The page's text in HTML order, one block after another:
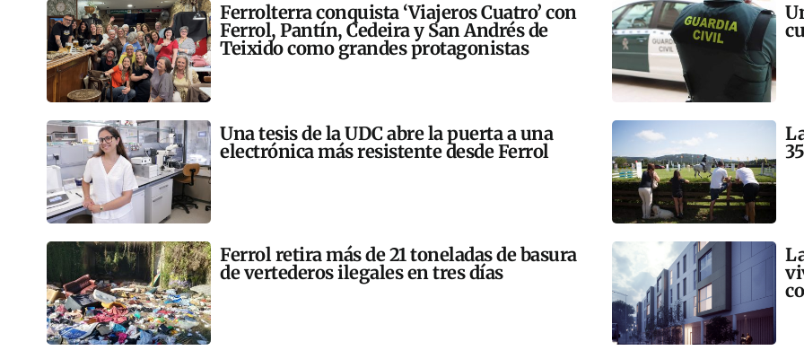
Ferrolterra conquista ‘Viajeros Cuatro’ con
Ferrol, Pantín, Cedeira y San Andrés de
Teixido como grandes protagonistas
Una tesis de la UDC abre la puerta a una
electrónica más resistente desde Ferrol
Ferrol retira más de 21 toneladas de basura
de vertederos ilegales en tres días